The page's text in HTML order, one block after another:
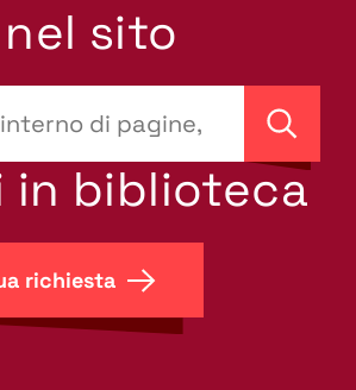
sito
Cerca
in biblioteca
richiesta